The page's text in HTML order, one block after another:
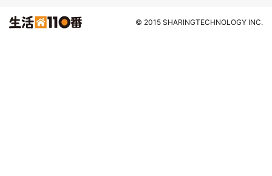
© 2015 SHARINGTECHNOLOGY INC.